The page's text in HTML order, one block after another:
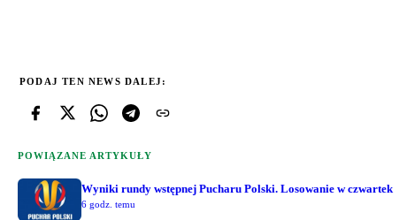
PODAJ TEN NEWS DALEJ:
POWIĄZANE ARTYKUŁY
Wyniki rundy wstępnej Pucharu Polski. Losowanie w czwartek
6 godz. temu